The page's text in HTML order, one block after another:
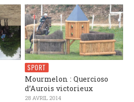
SPORT
Mourmelon : Quercioso
d’Aurois victorieux
28 AVRIL 2014